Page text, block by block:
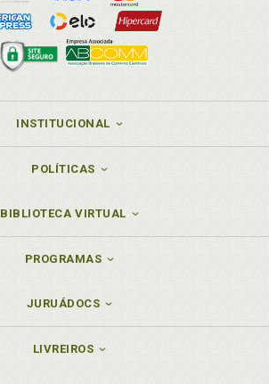
INSTITUCIONAL
POLÍTICAS
BIBLIOTECA VIRTUAL
PROGRAMAS
JURUÁDOCS
LIVREIROS